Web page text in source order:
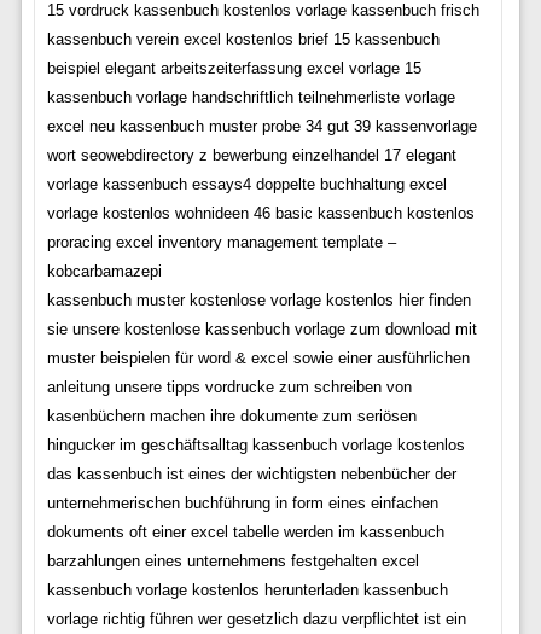
15 vordruck kassenbuch kostenlos vorlage kassenbuch frisch
kassenbuch verein excel kostenlos brief 15 kassenbuch
beispiel elegant arbeitszeiterfassung excel vorlage 15
kassenbuch vorlage handschriftlich teilnehmerliste vorlage
excel neu kassenbuch muster probe 34 gut 39 kassenvorlage
wort seowebdirectory z bewerbung einzelhandel 17 elegant
vorlage kassenbuch essays4 doppelte buchhaltung excel
vorlage kostenlos wohnideen 46 basic kassenbuch kostenlos
proracing excel inventory management template –
kobcarbamazepi
kassenbuch muster kostenlose vorlage kostenlos hier finden
sie unsere kostenlose kassenbuch vorlage zum download mit
muster beispielen für word & excel sowie einer ausführlichen
anleitung unsere tipps vordrucke zum schreiben von
kasenbüchern machen ihre dokumente zum seriösen
hingucker im geschäftsalltag kassenbuch vorlage kostenlos
das kassenbuch ist eines der wichtigsten nebenbücher der
unternehmerischen buchführung in form eines einfachen
dokuments oft einer excel tabelle werden im kassenbuch
barzahlungen eines unternehmens festgehalten excel
kassenbuch vorlage kostenlos herunterladen kassenbuch
vorlage richtig führen wer gesetzlich dazu verpflichtet ist ein